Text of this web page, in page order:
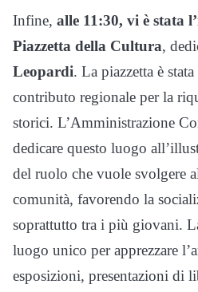
Infine, alle 11:30, vi è stata
Piazzetta della Cultura,
Leopardi. La piazzetta è
contributo regionale per la
storici. L’Amministrazione
dedicare questo luogo
del ruolo che vuole svolgere
comunità, favorendo la
soprattutto tra i più giovani.
luogo unico per apprezzare
esposizioni, presentazioni di